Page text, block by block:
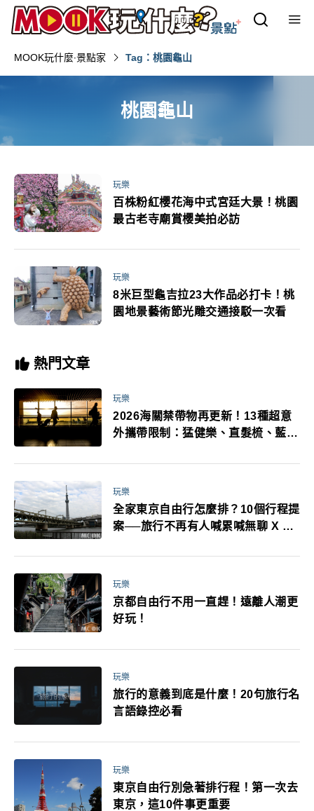
MOOK玩什麼‧景點家 Tag：桃園龜山
桃園龜山
玩樂
百株粉紅櫻花海中式宮廷大景！桃園
最古老寺廟賞櫻美拍必訪
玩樂
8米巨型龜吉拉23大作品必打卡！桃
園地景藝術節光雕交通接駁一次看
熱門文章
玩樂
2026海關禁帶物再更新！13種超意
外攜帶限制：猛健樂、直髮梳、藍牙
萬！注意事項一次看！
玩樂
全家東京自由行怎麼排？10個行程提
案──旅行不再有人喊累喊無聊 X 爸
玩樂
京都自由行不用一直趕！遠離人潮更
好玩！
玩樂
旅行的意義到底是什麼！20句旅行名
言語錄控必看
玩樂
東京自由行別急著排行程！第一次去
東京，這10件事更重要